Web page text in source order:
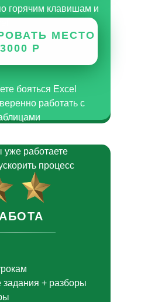
МЕСТО
Р
горячим клавишам и
уже работаете
процесс
бояться Excel
работать с
задания + разборы